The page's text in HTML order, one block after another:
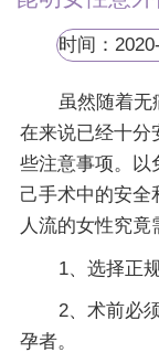
时间：
虽然随着无
在来说已经十分
些注意事项。以
己手术中的安全
人流的女性究竟
1、选择正
2、术前必
孕者。